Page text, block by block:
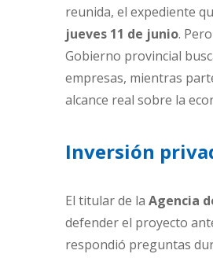
reunida, el expediente
jueves 11 de junio.
Gobierno provincial
empresas, mientras
alcance real sobre la
Inversión
El titular de laAgencia
defender el proyecto
respondió preguntas